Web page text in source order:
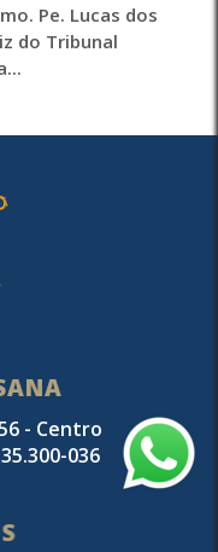
Pe. Lucas dos
do Tribunal
- Centro
036